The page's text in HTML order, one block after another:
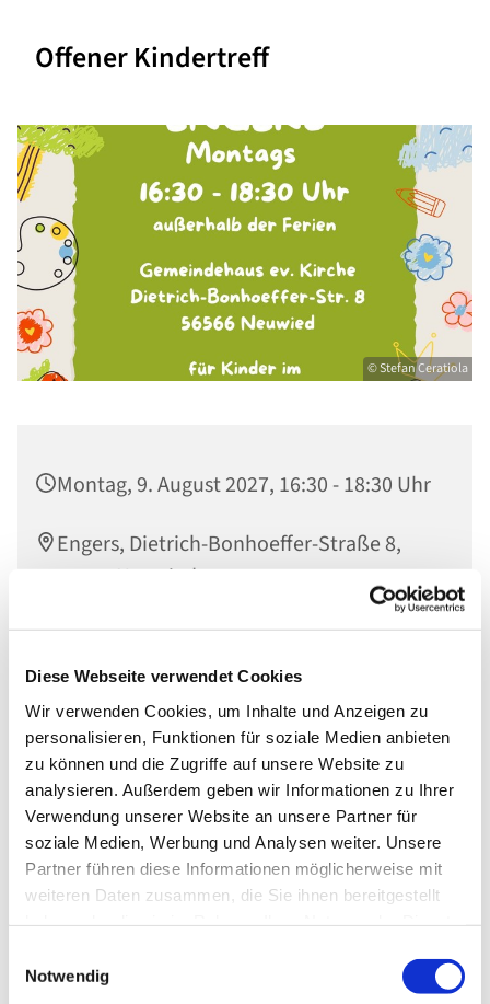
Diese Webseite verwendet Cookies
Wir verwenden Cookies, um Inhalte und Anzeigen zu
personalisieren, Funktionen für soziale Medien anbieten
zu können und die Zugriffe auf unsere Website zu
analysieren. Außerdem geben wir Informationen zu Ihrer
Verwendung unserer Website an unsere Partner für
soziale Medien, Werbung und Analysen weiter. Unsere
Partner führen diese Informationen möglicherweise mit
weiteren Daten zusammen, die Sie ihnen bereitgestellt
Notwendig
Offener Kindertreff
© Stefan Ceratiola
Montag, 9. August 2027, 16:30 - 18:30 Uhr
Engers, Dietrich-Bonhoeffer-Straße 8,
56566 Neuwied